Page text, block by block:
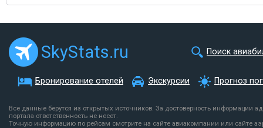
SkyStats.ru Поиск
Бронирование отелей Экскурсии Прогноз
Все данные берутся из открытых источников. За достоверность информации
портала ответственность не несет.
Точную информацию по рейсам смотрите на сайте авиакомпании или сайте